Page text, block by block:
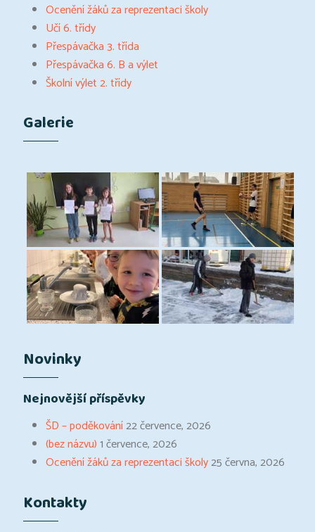
Ocenění žáků za reprezentaci školy
Učí 6. třídy
Přespávačka 3. třída
Přespávačka 6. B a výlet
Školní výlet 2. třídy
Galerie
Novinky
Nejnovější příspěvky
ŠD – poděkování22 července, 2026
(bez názvu)1 července, 2026
Ocenění žáků za reprezentaci školy25 června, 2026
Kontakty